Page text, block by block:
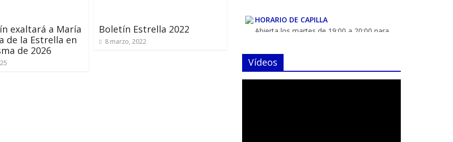
exaltará a María
de la Estrella en
de 2026
Boletín Estrella 2022
8 marzo, 2022
rezar ante nuestros Titulares. Salvo festivos, ni
julio y agosto
Vídeos